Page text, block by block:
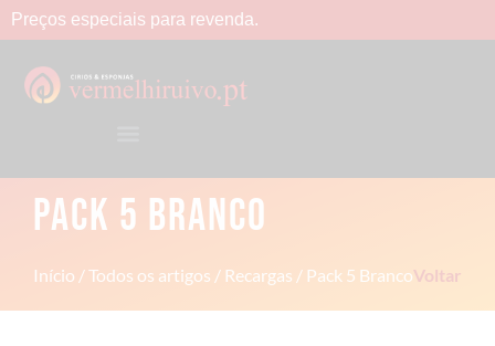
Preços especiais para revenda.
PACK 5 BRANCO
Início /Todos os artigos / Recargas / Pack 5 BrancoVoltar